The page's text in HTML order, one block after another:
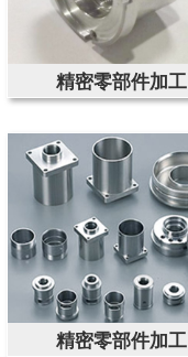
精密零部件加工
精密零部件加工